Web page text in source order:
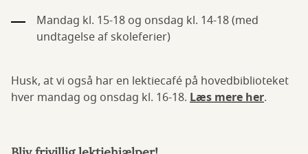
Mandag kl. 15-18 og onsdag kl. 14-18 (med
undtagelse af skoleferier)
Husk, at vi også har en lektiecafé på hovedbiblioteket
hver mandag og onsdag kl. 16-18. Læs mere her.